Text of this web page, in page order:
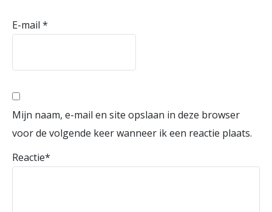
E-mail *
Mijn naam, e-mail en site opslaan in deze browser
voor de volgende keer wanneer ik een reactie plaats.
Reactie*